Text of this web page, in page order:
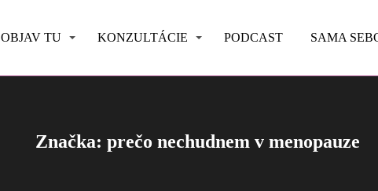
OBJAV TU KONZULTÁCIE PODCAST SAMA
Značka: prečo nechudnem v menopauze